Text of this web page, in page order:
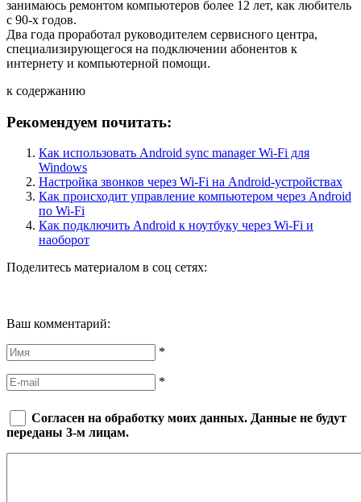
занимаюсь ремонтом компьютеров более 12 лет, как любитель
с 90-х годов.
Два года проработал руководителем сервисного центра,
специализирующегося на подключении абонентов к
интернету и компьютерной помощи.
к содержанию
Рекомендуем почитать:
Как использовать Android sync manager Wi-Fi для
Windows
Настройка звонков через Wi-Fi на Android-устройствах
Как происходит управление компьютером через Android
по Wi-Fi
Как подключить Android к ноутбуку через Wi-Fi и
наоборот
Поделитесь материалом в соц сетях:
Ваш комментарий:
*
*
Согласен на обработку моих данных. Данные не будут
переданы 3-м лицам.